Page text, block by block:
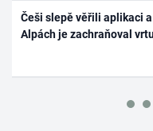
Češi slepě věřili aplikaci
Alpách je zachraňoval